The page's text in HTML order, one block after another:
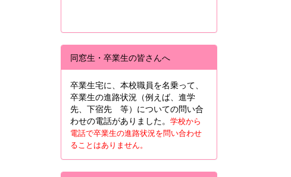
同窓生・卒業生の皆さんへ
卒業生宅に、本校職員を名乗って、
卒業生の進路状況（例えば、進学
先、下宿先 等）についての問い合
わせの電話がありました。 学校から
電話で卒業生の進路状況を問い合わせ
ることはありません。